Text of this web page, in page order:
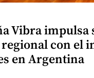
Vibra impulsa
con el
en Argentina